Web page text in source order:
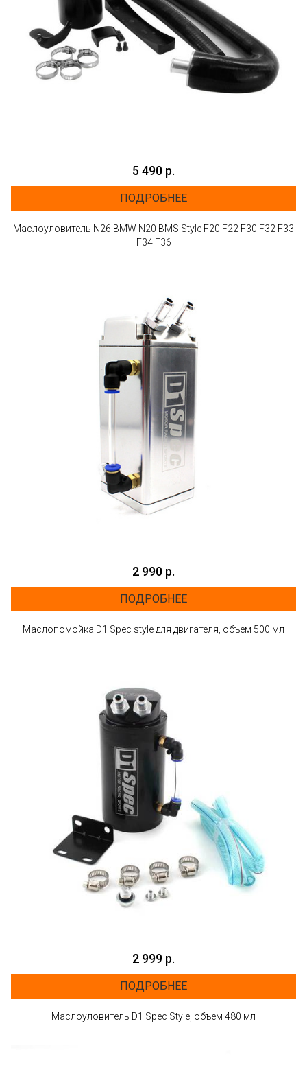
5 490 р.
ПОДРОБНЕЕ
Маслоуловитель N26 BMW N20 BMS Style F20 F22 F30 F32 F33
F34 F36
2 990 р.
ПОДРОБНЕЕ
Маслопомойка D1 Spec style для двигателя, объем 500 мл
2 999 р.
ПОДРОБНЕЕ
Маслоуловитель D1 Spec Style, объем 480 мл